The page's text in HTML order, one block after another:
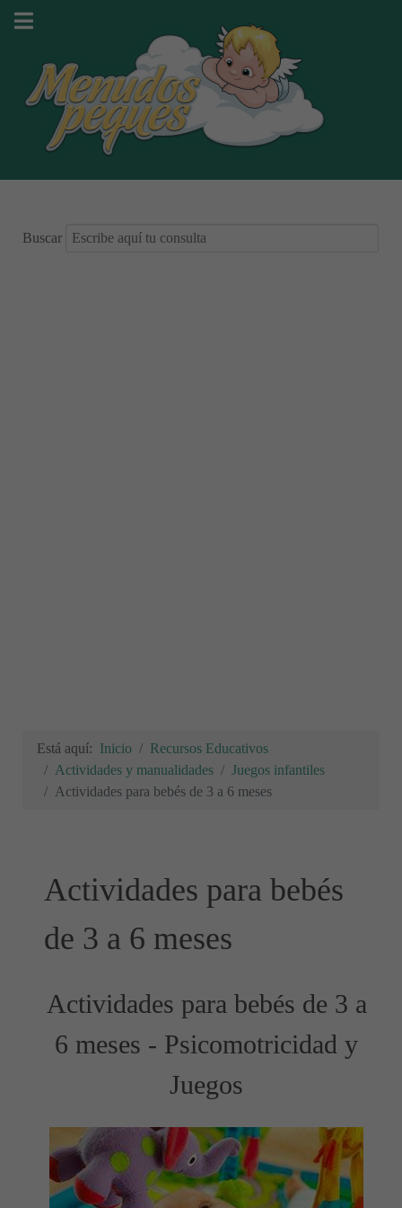
Buscar
Está aquí: Inicio
Recursos Educativos
Actividades y manualidades
Juegos infantiles
Actividades para bebés de 3 a 6 meses
Actividades para bebés
de 3 a 6 meses
Actividades para bebés de 3 a
6 meses - Psicomotricidad y
Juegos